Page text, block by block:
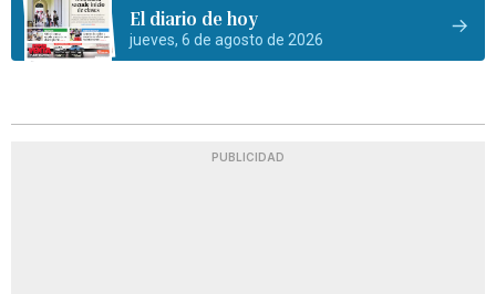
El diario de hoy
jueves, 6 de agosto de 2026
PUBLICIDAD